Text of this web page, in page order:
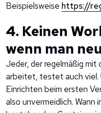
Beispielsweise https://
4. Keinen
wenn man
Jeder, der regelmäßig mit
arbeitet, testet auch viel.
Einrichten beim ersten
also unvermeidlich. Wann